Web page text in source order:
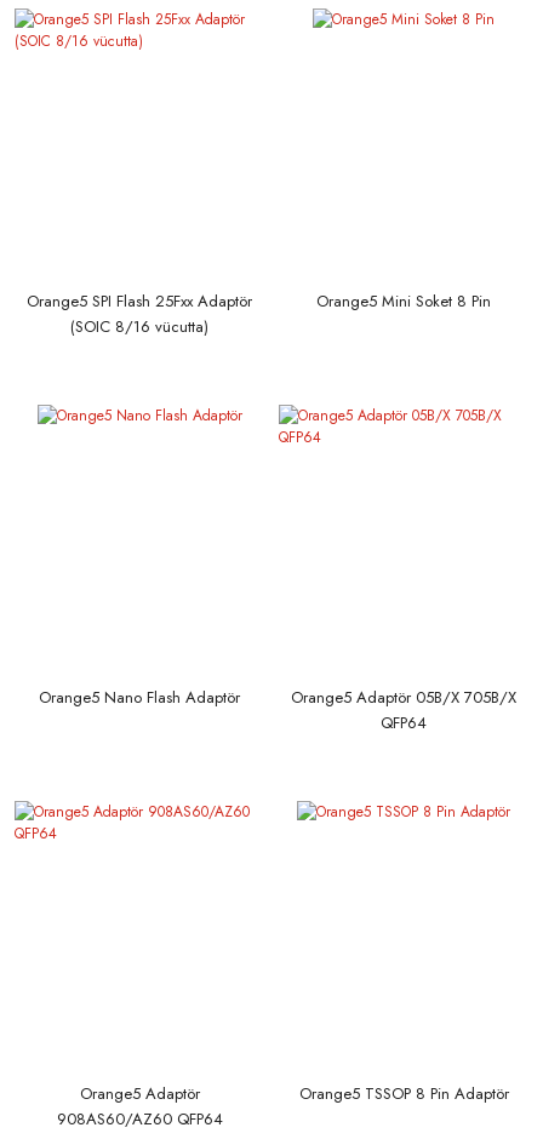
Orange5 SPI Flash 25Fxx Adaptör
(SOIC 8/16 vücutta)
Orange5 Mini Soket 8 Pin
Orange5 Nano Flash Adaptör
Orange5 Adaptör 05B/X 705B/X
QFP64
Orange5 Adaptör
908AS60/AZ60 QFP64
Orange5 TSSOP 8 Pin Adaptör